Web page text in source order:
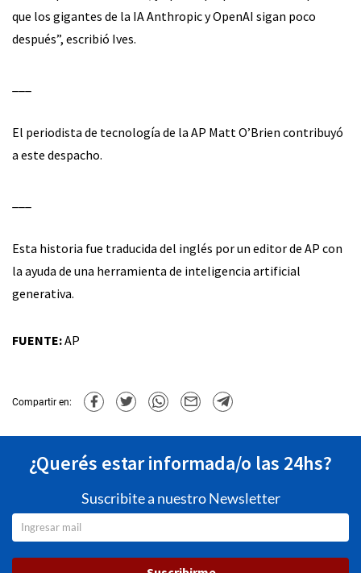
que los gigantes de la IA Anthropic y OpenAI sigan poco
después”, escribió Ives.
El periodista de tecnología de la AP Matt O’Brien contribuyó
a este despacho.
Esta historia fue traducida del inglés por un editor de AP con
la ayuda de una herramienta de inteligencia artificial
generativa.
FUENTE:AP
Compartir en:
¿Querés estar informada/o las 24hs?
Suscribite a nuestro Newsletter